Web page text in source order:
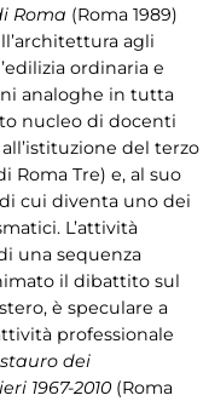
Roma (Roma 1989)
agli
ordinaria e
analoghe in tutta
nucleo di docenti
del terzo
Roma Tre) e, al suo
cui diventa uno dei
L’attività
una sequenza
il dibattito sul
è speculare a
professionale
dei
1967-2010 (Roma